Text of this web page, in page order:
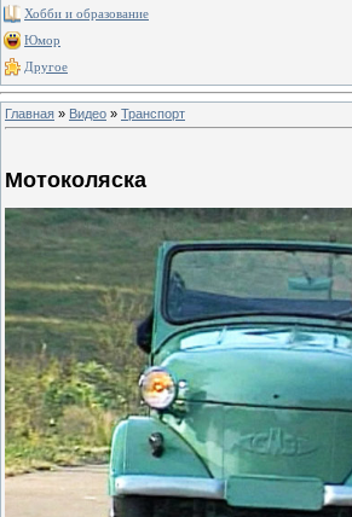
Хобби и образование
Юмор
Другое
Главная » Видео » Транспорт
Мотоколяска